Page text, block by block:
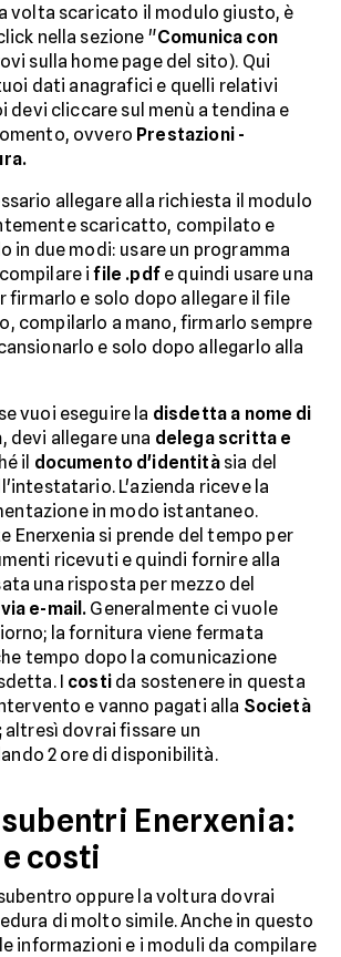
volta scaricato il modulo giusto, è
nella sezione "Comunica con
sulla home page del sito). Qui
dati anagrafici e quelli relativi
devi cliccare sul menù a tendina e
ovvero Prestazioni -
allegare alla richiesta il modulo
scaricatto, compilato e
in due modi: usare un programma
ifile .pdfe quindi usare una
firmarlo e solo dopo allegare il file
compilarlo a mano, firmarlo sempre
e solo dopo allegarlo alla
vuoi eseguire la disdetta a nome di
, devi allegare una delega scritta e
il documento d'identitàsia del
L'azienda riceve la
in modo istantaneo.
Enerxenia si prende del tempo per
ricevuti e quindi fornire alla
una risposta per mezzo del
via e-mail. Generalmente ci vuole
la fornitura viene fermata
tempo dopo la comunicazione
I costida sostenere in questa
e vanno pagati alla Società
altresì dovrai fissare un
2 ore di disponibilità.
Enerxenia:
costi
oppure la voltura dovrai
di molto simile. Anche in questo
informazioni e i moduli da compilare